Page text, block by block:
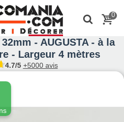
0
- AUGUSTA - à la
- Largeur 4 mètres
4.7/5 +5000 avis